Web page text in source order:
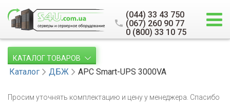
(044) 33 43 750
(067) 260 90 77
0 (800) 33 10 75
КАТАЛОГ ТОВАРОВ
Каталог ДБЖ APC Smart-UPS 3000VA
Просим уточнять комплектацию и цену у менеджера. Спасибо